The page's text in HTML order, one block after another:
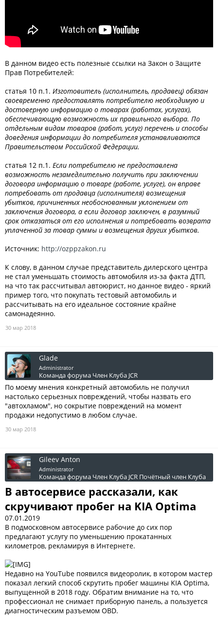
В данном видео есть полезные ссылки на Закон о Защите
Прав Потребителей:
статья 10 п.1. Изготовитель (исполнитель, продавец) обязан
своевременно предоставлять потребителю необходимую и
достоверную информацию о товарах (работах, услугах),
обеспечивающую возможность их правильного выбора. По
отдельным видам товаров (работ, услуг) перечень и способы
доведения информации до потребителя устанавливаются
Правительством Российской Федерации.
статья 12 п.1. Если потребителю не предоставлена
возможность незамедлительно получить при заключении
договора информацию о товаре (работе, услуге), он вправе
потребовать от продавца (исполнителя) возмещения
убытков, причиненных необоснованным уклонением от
заключения договора, а если договор заключен, в разумный
срок отказаться от его исполнения и потребовать возврата
уплаченной за товар суммы и возмещения других убытков.
Источник: http://ozppzakon.ru
К слову, в данном случае представитель дилерского центра
не стал уменьшать стоимость автомобиля из-за факта ДТП,
на что так рассчитывал автоюрист, но данное видео - яркий
пример того, что покупать тестовый автомобиль и
рассчитывать на его идеальное состояние крайне
самонадеянно.
30 мар 2018
Glade
Administrator
Команда форума Член Клуба JCR
По моему мнения конкретный автомобиль не получил
настолько серьезных повреждений, чтобы назвать его
"автохламом", но сокрытие повреждений на момент
продажи недопустимо в любом случае.
30 мар 2018
Gileev Anton
Administrator
Команда форума Член Клуба JCR Почётный член Клуба
В автосервисе рассказали, как
скручивают пробег на KIA Optima
07.01.2019
В подмосковном автосервисе рабочие до сих пор
предлагают услугу по уменьшению прокатанных
километров, рекламируя в Интернете.
Недавно на YouTube появился видеоролик, в котором мастер
показал легкий способ скрутить пробег машины KIA Optima,
выпущенной в 2018 году. Обратим внимание на то, что
профессионал не снимает приборную панель, а пользуется
диагностическим разъемом OBD.